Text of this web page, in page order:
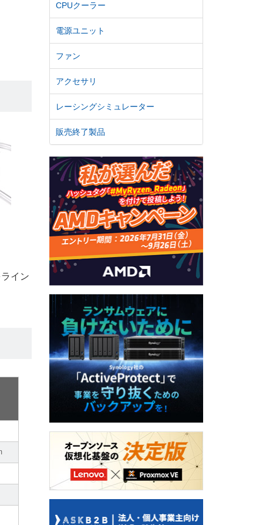
イン
CPUクーラー
電源ユニット
ファン
アクセサリ
レーシングシミュレーター
販売終了製品